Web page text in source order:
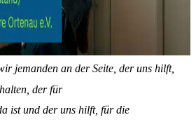
jemanden an der Seite, der uns hilft,
der für
ist und der uns hilft, für die